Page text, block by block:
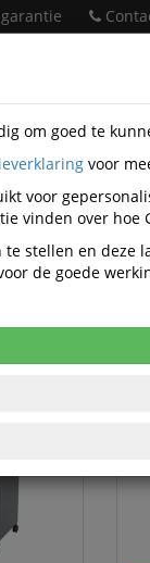
IQ Auto+ Office
om goed te
voor
voor
vinden over hoe
stellen en deze
de goede